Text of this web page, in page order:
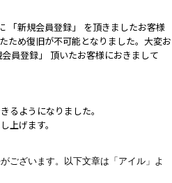
「新規会員登録」 を頂きましたお客様
ため復旧が不可能となりました。大変お
員登録」 頂いたお客様におきまして
るようになりました。
上げます。
ございます。以下文章は「アイル」よ